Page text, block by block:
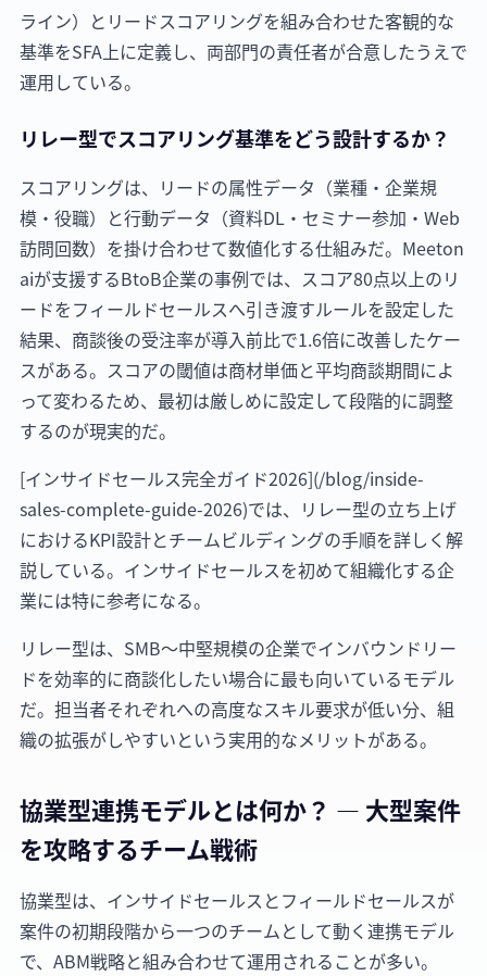
ライン）とリードスコアリングを組み合わせた客観的な
基準をSFA上に定義し、両部門の責任者が合意したうえで
運用している。
リレー型でスコアリング基準をどう設計するか？
スコアリングは、リードの属性データ（業種・企業規
模・役職）と行動データ（資料DL・セミナー参加・Web
訪問回数）を掛け合わせて数値化する仕組みだ。Meeton
aiが支援するBtoB企業の事例では、スコア80点以上のリ
ードをフィールドセールスへ引き渡すルールを設定した
結果、商談後の受注率が導入前比で1.6倍に改善したケー
スがある。スコアの閾値は商材単価と平均商談期間によ
って変わるため、最初は厳しめに設定して段階的に調整
するのが現実的だ。
[インサイドセールス完全ガイド2026](/blog/inside-
sales-complete-guide-2026)では、リレー型の立ち上げ
におけるKPI設計とチームビルディングの手順を詳しく解
説している。インサイドセールスを初めて組織化する企
業には特に参考になる。
リレー型は、SMB〜中堅規模の企業でインバウンドリー
ドを効率的に商談化したい場合に最も向いているモデル
だ。担当者それぞれへの高度なスキル要求が低い分、組
織の拡張がしやすいという実用的なメリットがある。
協業型連携モデルとは何か？ — 大型案件
を攻略するチーム戦術
協業型は、インサイドセールスとフィールドセールスが
案件の初期段階から一つのチームとして動く連携モデル
で、ABM戦略と組み合わせて運用されることが多い。